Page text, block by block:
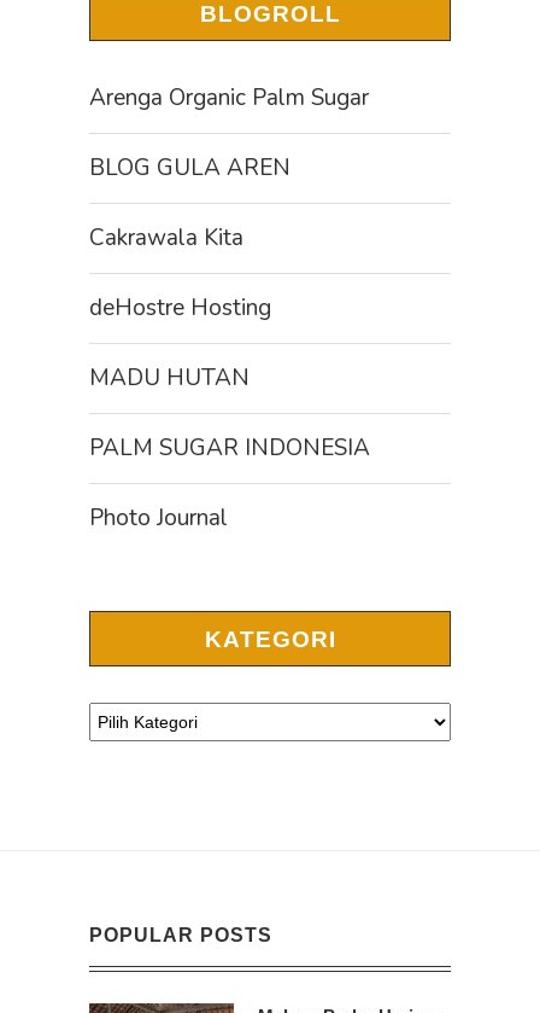
BLOGROLL
Arenga Organic Palm Sugar
BLOG GULA AREN
Cakrawala Kita
deHostre Hosting
MADU HUTAN
PALM SUGAR INDONESIA
Photo Journal
KATEGORI
POPULAR POSTS